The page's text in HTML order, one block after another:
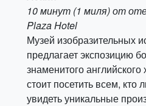
10 минут (1 миля) от
Plaza Hotel
Музей изобразительных
предлагает экспозицию
знаменитого
стоит посетить всем, кто
увидеть уникальные